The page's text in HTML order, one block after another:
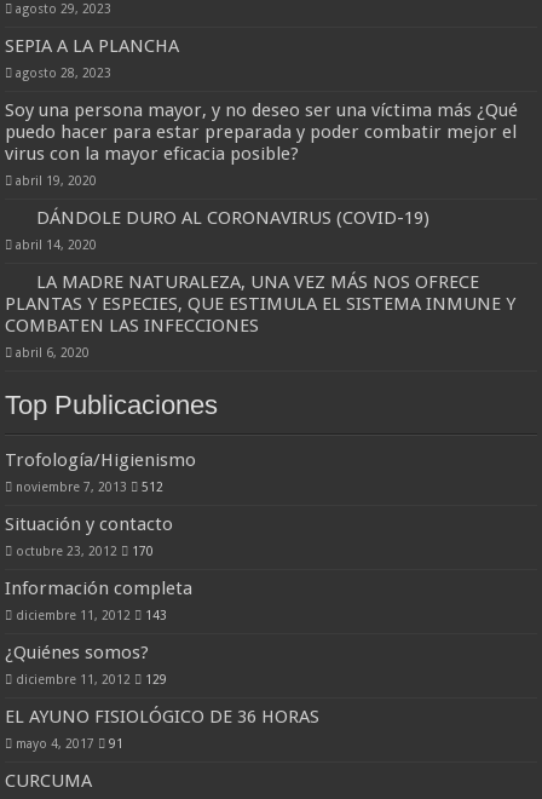
agosto 29, 2023
SEPIA A LA PLANCHA
agosto 28, 2023
Soy una persona mayor, y no deseo ser una víctima más ¿Qué
puedo hacer para estar preparada y poder combatir mejor el
virus con la mayor eficacia posible?
abril 19, 2020
DÁNDOLE DURO AL CORONAVIRUS (COVID-19)
abril 14, 2020
LA MADRE NATURALEZA, UNA VEZ MÁS NOS OFRECE
PLANTAS Y ESPECIES, QUE ESTIMULA EL SISTEMA INMUNE Y
COMBATEN LAS INFECCIONES
abril 6, 2020
Top Publicaciones
Trofología/Higienismo
noviembre 7, 2013 512
Situación y contacto
octubre 23, 2012 170
Información completa
diciembre 11, 2012 143
¿Quiénes somos?
diciembre 11, 2012 129
EL AYUNO FISIOLÓGICO DE 36 HORAS
mayo 4, 2017 91
CURCUMA